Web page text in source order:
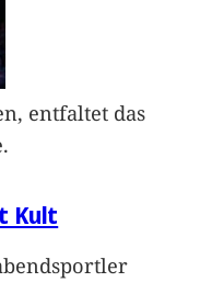
entfaltet das
Kult